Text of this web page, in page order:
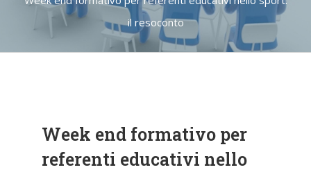
il resoconto
Week end formativo per
referenti educativi nello